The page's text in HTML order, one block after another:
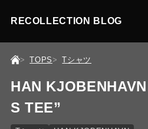
RECOLLECTION BLOG
TOPS Tシャツ
HAN
S TEE”